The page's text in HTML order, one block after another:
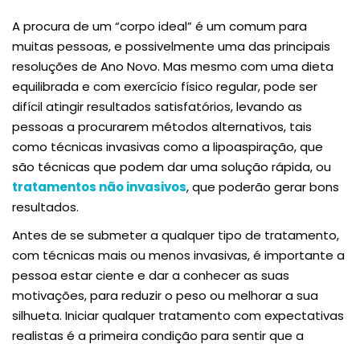
A procura de um “corpo ideal” é um comum para
muitas pessoas, e possivelmente uma das principais
resoluções de Ano Novo. Mas mesmo com uma dieta
equilibrada e com exercício físico regular, pode ser
difícil atingir resultados satisfatórios, levando as
pessoas a procurarem métodos alternativos, tais
como técnicas invasivas como a lipoaspiração, que
são técnicas que podem dar uma solução rápida, ou
tratamentos não invasivos, que poderão gerar bons
resultados.
Antes de se submeter a qualquer tipo de tratamento,
com técnicas mais ou menos invasivas, é importante a
pessoa estar ciente e dar a conhecer as suas
motivações, para reduzir o peso ou melhorar a sua
silhueta. Iniciar qualquer tratamento com expectativas
realistas é a primeira condição para sentir que a